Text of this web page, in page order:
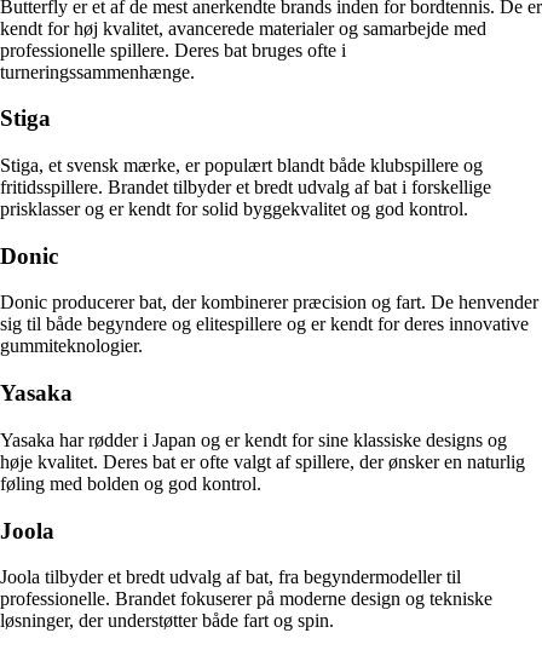
Butterfly er et af de mest anerkendte brands inden for bordtennis. De er
kendt for høj kvalitet, avancerede materialer og samarbejde med
professionelle spillere. Deres bat bruges ofte i
turneringssammenhænge.
Stiga
Stiga, et svensk mærke, er populært blandt både klubspillere og
fritidsspillere. Brandet tilbyder et bredt udvalg af bat i forskellige
prisklasser og er kendt for solid byggekvalitet og god kontrol.
Donic
Donic producerer bat, der kombinerer præcision og fart. De henvender
sig til både begyndere og elitespillere og er kendt for deres innovative
gummiteknologier.
Yasaka
Yasaka har rødder i Japan og er kendt for sine klassiske designs og
høje kvalitet. Deres bat er ofte valgt af spillere, der ønsker en naturlig
føling med bolden og god kontrol.
Joola
Joola tilbyder et bredt udvalg af bat, fra begyndermodeller til
professionelle. Brandet fokuserer på moderne design og tekniske
løsninger, der understøtter både fart og spin.